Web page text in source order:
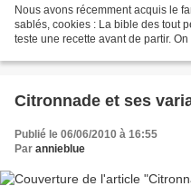
Nous avons récemment acquis le
sablés, cookies : La bible des tout
teste une recette avant de partir.
Citronnade et ses
Publié le 06/06/2010 à 16:55
Par annieblue